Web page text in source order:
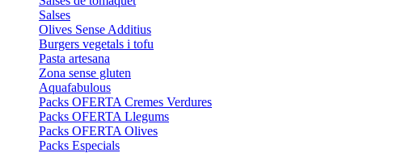
Salses
Olives Sense Additius
Burgers vegetals i tofu
Pasta artesana
Zona sense gluten
Aquafabulous
Packs OFERTA Cremes Verdures
Packs OFERTA Llegums
Packs OFERTA Olives
Packs Especials